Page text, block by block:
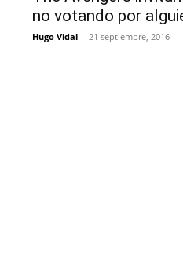
no votando por
Hugo Vidal - 21 septiembre, 2016